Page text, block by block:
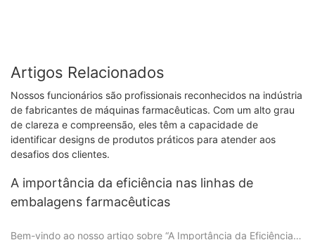
Artigos Relacionados
Nossos funcionários são profissionais reconhecidos na indústria
de fabricantes de máquinas farmacêuticas. Com um alto grau
de clareza e compreensão, eles têm a capacidade de
identificar designs de produtos práticos para atender aos
desafios dos clientes.
A importância da eficiência nas linhas de
embalagens farmacêuticas
Bem-vindo ao nosso artigo sobre “A Importância da Eficiência